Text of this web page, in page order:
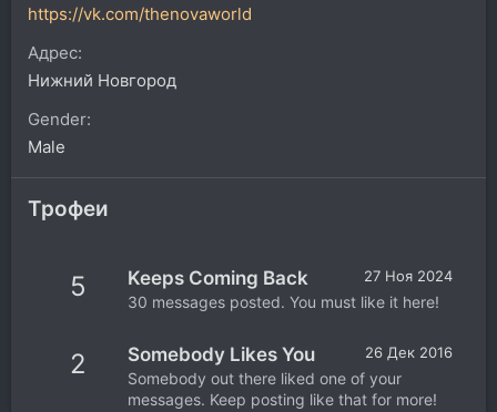
https://vk.com/thenovaworld
Адрес
Нижний Новгород
Gender
Male
Трофеи
5 27 Ноя 2024
Keeps Coming Back
30 messages posted. You must like it here!
2 26 Дек 2016
Somebody Likes You
Somebody out there liked one of your
messages. Keep posting like that for more!